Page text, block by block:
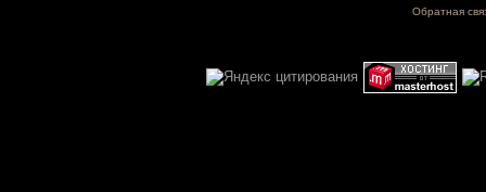
Обратная